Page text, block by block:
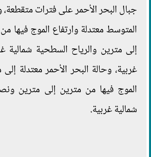
جبال البحر الأحمر على فترات متقطعة،
المتوسط معتدلة وارتفاع الموج فيها
إلى مترين والرياح السطحية شمالية
غربية، وحالة البحر الأحمر معتدلة
الموج فيها من مترين إلى مترين
شمالية غربية.